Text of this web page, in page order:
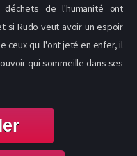
de l'humanité ont
si Rudo veut avoir un espoir
ceux qui l'ont jeté en enfer, il
qui sommeille dans ses